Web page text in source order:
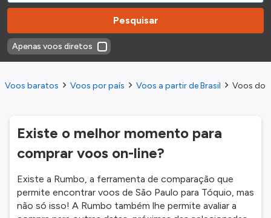
Pesquisar
Apenas voos diretos
Voos baratos Voos por país Voos a partir de Brasil Voos do
Existe o melhor momento para
comprar voos on-line?
Existe a Rumbo, a ferramenta de comparação que
permite encontrar voos de São Paulo para Tóquio, mas
não só isso! A Rumbo também lhe permite avaliar a